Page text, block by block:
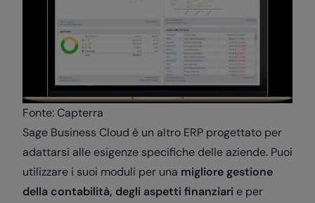
Fonte: Capterra
Sage Business Cloud è un altro ERP progettato per
adattarsi alle esigenze specifiche delle aziende. Puoi
utilizzare i suoi moduli per una migliore gestione
della contabilità, degli aspetti finanziari e per